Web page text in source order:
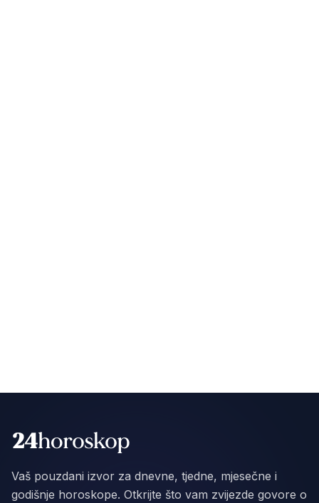
Vaš pouzdani izvor za dnevne, tjedne, mjesečne i
godišnje horoskope. Otkrijte što vam zvijezde govore o